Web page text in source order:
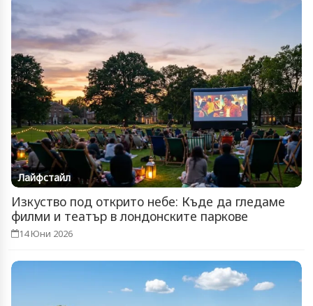
Лайфстайл
Изкуство под открито небе: Къде да гледаме
филми и театър в лондонските паркове
14 Юни 2026